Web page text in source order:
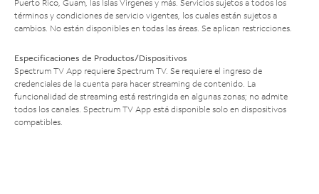
Puerto Rico, Guam, las Islas Vírgenes y más. Servicios sujetos a todos los
términos y condiciones de servicio vigentes, los cuales están sujetos a
cambios. No están disponibles en todas las áreas. Se aplican restricciones.
Especificaciones de Productos/Dispositivos
Spectrum TV App requiere Spectrum TV. Se requiere el ingreso de
credenciales de la cuenta para hacer streaming de contenido. La
funcionalidad de streaming está restringida en algunas zonas; no admite
todos los canales. Spectrum TV App está disponible solo en dispositivos
compatibles.